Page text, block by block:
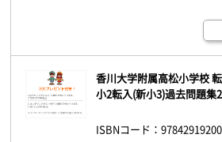
香川大学附属高松小学校
小2転入(新小3)過去問題集2
ISBNコード：